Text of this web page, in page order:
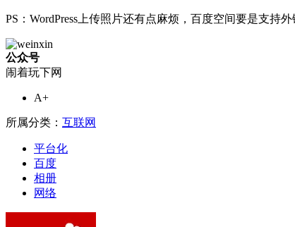
PS：WordPress上传照片还有点麻烦，百度空间要是支持外
公众号
闹着玩下网
A+
所属分类： 互联网
平台化
百度
相册
网络